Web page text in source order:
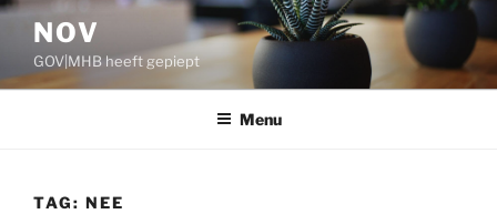
Ga
inhoud
NOV
GOV|MHB heeft gepiept
Menu
TAG: NEE